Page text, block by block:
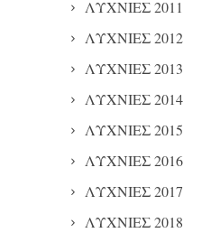
ΛΥΧΝΙΕΣ 2011
ΛΥΧΝΙΕΣ 2012
ΛΥΧΝΙΕΣ 2013
ΛΥΧΝΙΕΣ 2014
ΛΥΧΝΙΕΣ 2015
ΛΥΧΝΙΕΣ 2016
ΛΥΧΝΙΕΣ 2017
ΛΥΧΝΙΕΣ 2018